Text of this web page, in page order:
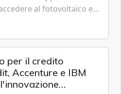
al fotovoltaico e
diretti in bolletta,
per il credito
Accenture e IBM